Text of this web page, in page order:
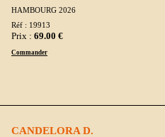
HAMBOURG 2026
Réf : 19913
Prix : 69.00 €
Commander
CANDELORA D.